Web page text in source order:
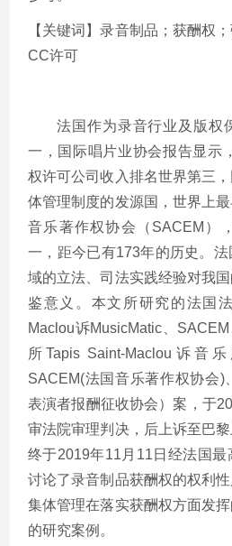
【关键词】录音制品；获酬权
CC许可
法国作为录音行业及版权
一，国际唱片业协会报告显示
权许可公司收入排名世界第三
体管理制度的发源国，世界上
音乐著作权协会（SACEM）
一，距今已有173年的历史。
域的立法、司法实践经验对我
鉴意义。本文所研究的法国
Maclou诉MusicMatic、
所Tapis Saint-Maclou诉音
SACEM(法国音乐著作权协会)
表演者报酬征收协会）案，于
审法院审理判决，后上诉至巴
终于2019年11月11日经法国
讨论了录音制品获酬权的权利
集体管理在落实获酬权方面发
的研究案例。